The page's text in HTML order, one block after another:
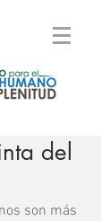
del
son más